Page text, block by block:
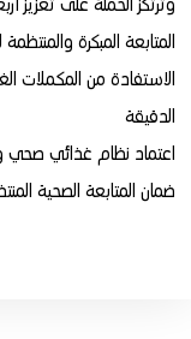
وترتكز الحملة على تعزيز
المتابعة المبكرة
الاستفادة من المكملات
الدقيقة
اعتماد نظام غذائي صحي
ضمان المتابعة الصحية